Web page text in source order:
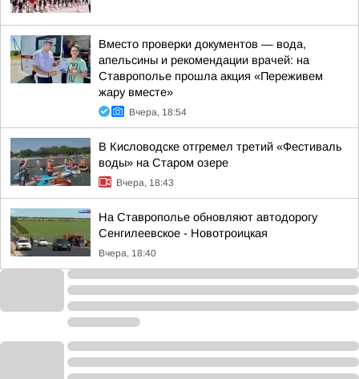
Вместо проверки документов — вода,
апельсины и рекомендации врачей: на
Ставрополье прошла акция «Переживем
жару вместе»
Вчера, 18:54
В Кисловодске отгремел третий «Фестиваль
воды» на Старом озере
Вчера, 18:43
На Ставрополье обновляют автодорогу
Сенгилеевское - Новотроицкая
Вчера, 18:40